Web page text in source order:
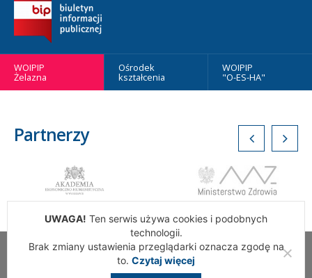
WOIPIP
Żelazna
Ośrodek
kształcenia
WOIPIP
"O-ES-HA"
Partnerzy
Wszelkie Prawa Zastrzeżone. Warszawska Okręgowa Izba
UWAGA! Ten serwis używa cookies i podobnych
technologii.
Brak zmiany ustawienia przeglądarki oznacza zgodę na
to. Czytaj więcej